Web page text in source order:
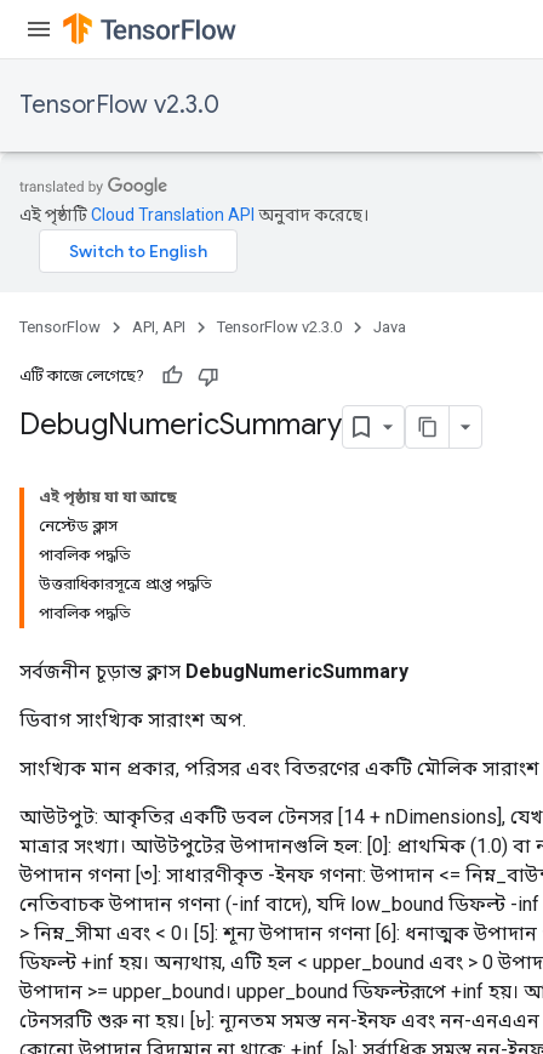
TensorFlow v2.3.0
এই পৃষ্ঠাটিCloud Translation API অনুবাদ করেছে।
TensorFlow API, API TensorFlow v2.3.0 Java
এটি কাজে লেগেছে?
DebugNumericSummary
এই পৃষ্ঠায় যা যা আছে
নেস্টেড ক্লাস
পাবলিক পদ্ধতি
উত্তরাধিকারসূত্রে প্রাপ্ত পদ্ধতি
পাবলিক পদ্ধতি
সর্বজনীন চূড়ান্ত ক্লাস DebugNumericSummary
ডিবাগ সাংখ্যিক সারাংশ অপ.
সাংখ্যিক মান প্রকার, পরিসর এবং বিতরণের একটি মৌলিক
আউটপুট: আকৃতির একটি ডবল টেনসর [14 + nDimensions],
মাত্রার সংখ্যা। আউটপুটের উপাদানগুলি হল: [0]: প্রাথমিক (1.0) বা
উপাদান গণনা [৩]: সাধারণীকৃত -ইনফ গণনা: উপাদান <=
নেতিবাচক উপাদান গণনা (-inf বাদে), যদি low_bound ডিফল্ট -
> নিম্ন_সীমা এবং < 0। [5]: শূন্য উপাদান গণনা [6]: ধনাত্মক
ডিফল্ট +inf হয়। অন্যথায়, এটি হল < upper_bound এবং > 0
উপাদান >= upper_bound। upper_bound ডিফল্টরূপে +inf হয়।
টেনসরটি শুরু না হয়। [৮]: ন্যূনতম সমস্ত নন-ইনফ এবং নন-এনএএন